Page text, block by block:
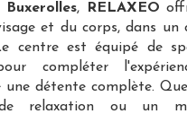
, RELAXEO
et du corps, dans un
centre est équipé de
compléter
une détente complète.
relaxation ou un